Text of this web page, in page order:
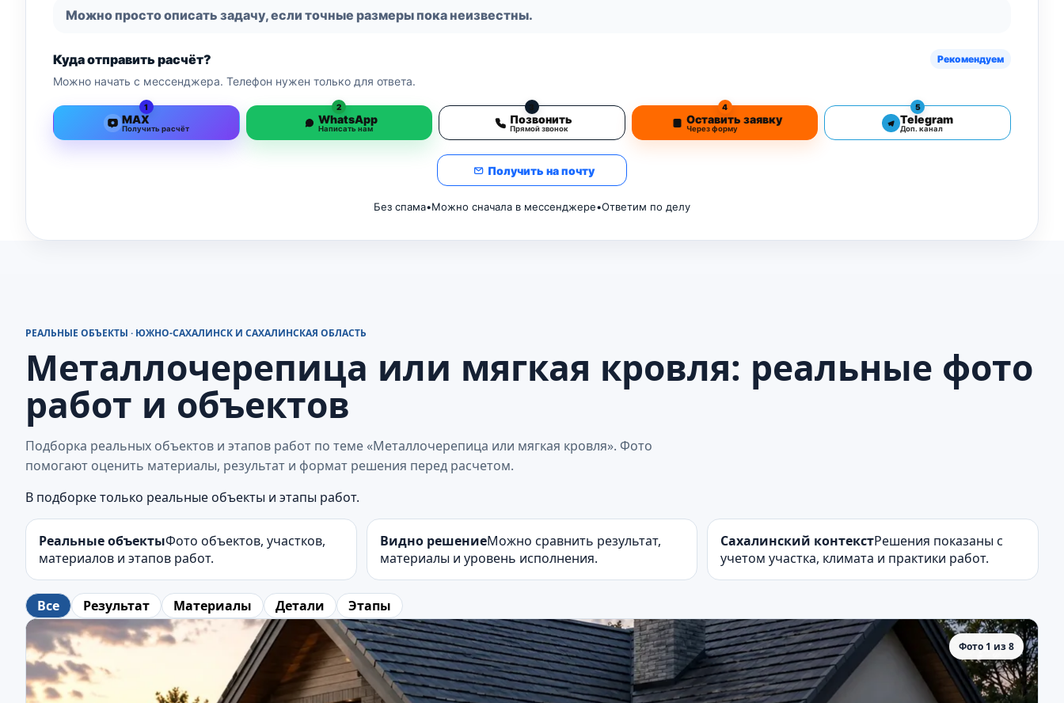
Можно просто описать задачу, если точные размеры пока неизвестны.
Куда отправить расчёт? Рекомендуем
Можно начать с мессенджера. Телефон нужен только для ответа.
1
MAX
Получить расчёт
2
WhatsApp
Написать нам
3
Позвонить
Прямой звонок
4
Оставить заявку
Через форму
5
Telegram
Доп. канал
Получить на почту
Без спама•Можно сначала в мессенджере•Ответим по делу
РЕАЛЬНЫЕ ОБЪЕКТЫ · ЮЖНО-САХАЛИНСК И САХАЛИНСКАЯ ОБЛАСТЬ
Металлочерепица или мягкая кровля: реальные фото
работ и объектов
Подборка реальных объектов и этапов работ по теме «Металлочерепица или мягкая кровля». Фото
помогают оценить материалы, результат и формат решения перед расчетом.
В подборке только реальные объекты и этапы работ.
Реальные объектыФото объектов, участков,
материалов и этапов работ.
Видно решениеМожно сравнить результат,
материалы и уровень исполнения.
Сахалинский контекстРешения показаны с
учетом участка, климата и практики работ.
Все Результат Материалы Детали Этапы
Фото 1 из 8